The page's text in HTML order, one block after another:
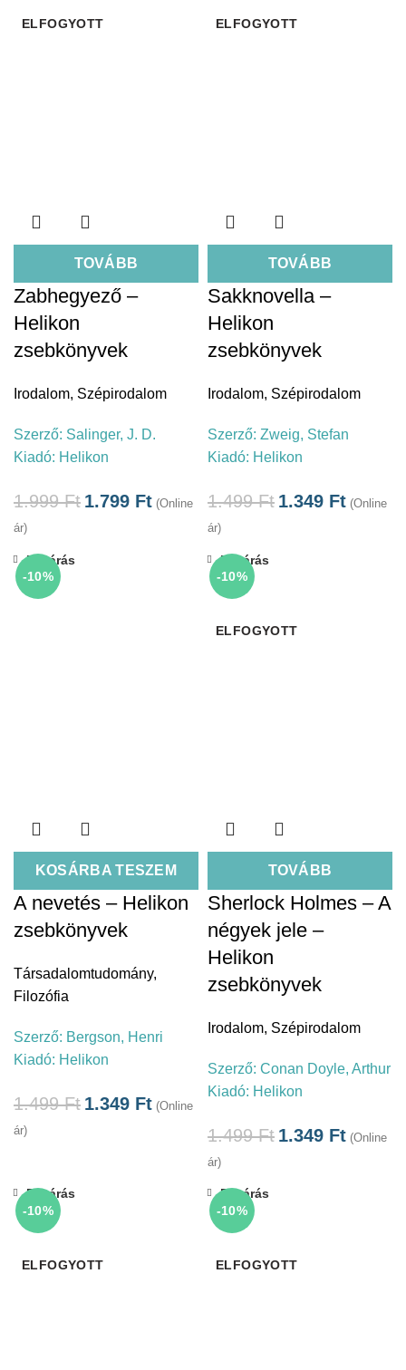
ELFOGYOTT
TOVÁBB
Zabhegyező –
Helikon
zsebkönyvek
Irodalom, Szépirodalom
Szerző: Salinger, J. D.
Kiadó: Helikon
1.999Ft 1.799 Ft (Online
ár)
ELFOGYOTT
TOVÁBB
Sakknovella –
Helikon
zsebkönyvek
Irodalom, Szépirodalom
Szerző: Zweig, Stefan
Kiadó: Helikon
1.499Ft 1.349 Ft (Online
ár)
-10%
KOSÁRBA TESZEM
Bezárás
A nevetés – Helikon
zsebkönyvek
Társadalomtudomány,
Filozófia
Szerző: Bergson, Henri
Kiadó: Helikon
1.499Ft 1.349 Ft (Online
ár)
-10%
ELFOGYOTT
TOVÁBB
Bezárás
Sherlock Holmes – A
négyek jele –
Helikon
zsebkönyvek
Irodalom, Szépirodalom
Szerző: Conan Doyle, Arthur
Kiadó: Helikon
1.499Ft 1.349 Ft (Online
ár)
-10%
ELFOGYOTT
Bezárás
-10%
ELFOGYOTT
Bezárás